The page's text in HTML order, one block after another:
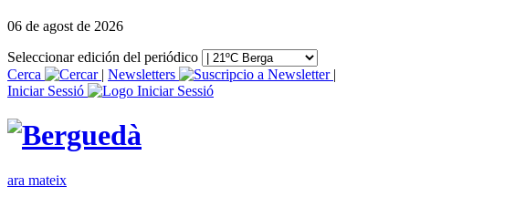
06 de agost de 2026
Seleccionar edición del periódico
Cerca
| Newsletters
|
Iniciar Sessió
ara mateix